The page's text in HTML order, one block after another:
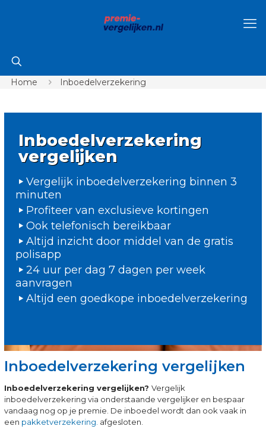
Home Inboedelverzekering
Inboedelverzekering
vergelijken
Vergelijk inboedelverzekering binnen 3
minuten
Profiteer van exclusieve kortingen
Ook telefonisch bereikbaar
Altijd inzicht door middel van de gratis
polisapp
24 uur per dag 7 dagen per week
aanvragen
Altijd een goedkope inboedelverzekering
Inboedelverzekering vergelijken
Inboedelverzekering vergelijken? Vergelijk
inboedelverzekering via onderstaande vergelijker en bespaar
vandaag nog op je premie. De inboedel wordt dan ook vaak in
een pakketverzekering. afgesloten.